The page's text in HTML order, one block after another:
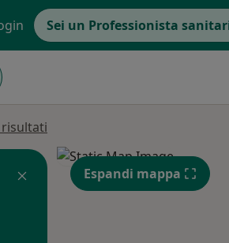
Sei un Professionista
Espandi mappa